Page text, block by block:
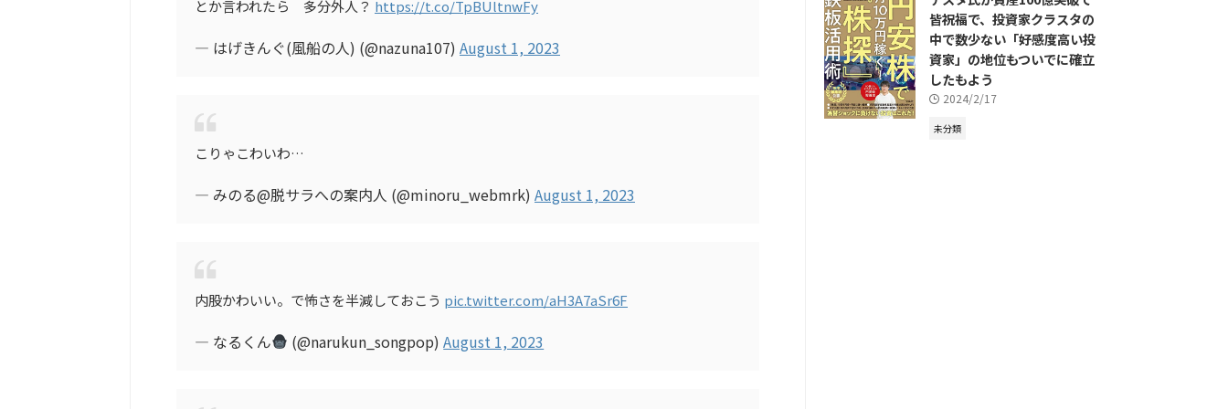
とか言われたら 多分外人？ https://t.co/TpBUltnwFy
— はげきんぐ(風船の人) (@nazuna107) August 1, 2023
こりゃこわいわ…
— みのる@脱サラへの案内人 (@minoru_webmrk) August 1, 2023
内股かわいい。で怖さを半減しておこう pic.twitter.com/aH3A7aSr6F
— なるくん (@narukun_songpop)August 1, 2023
皆祝福で、投資家クラスタの
中で数少ない「好感度高い投
資家」の地位もついでに確立
したもよう
2024/2/17
未分類